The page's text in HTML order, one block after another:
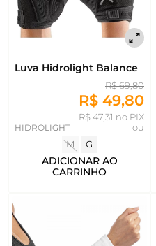
Luva Hidrolight Balance
R$ 69,80
R$ 49,80
R$ 47,31 no PIX
ou
HIDROLIGHT
M
G
ADICIONAR AO
CARRINHO